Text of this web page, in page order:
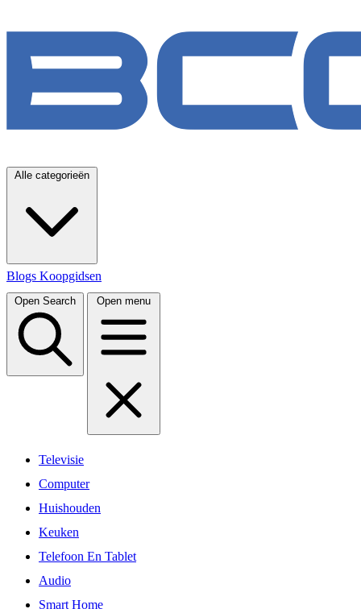
Alle categorieën
Blogs Koopgidsen
Open Search Open menu
Televisie
Computer
Huishouden
Keuken
Telefoon En Tablet
Audio
Smart Home